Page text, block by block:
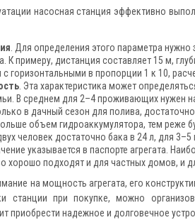
насосная станция эффективно
. Для определения этого параметра
К примеру, дистанция составляет 15 м,
с горизонтальными в пропорции 1 к 10,
. Эта характеристика может
В среднем для 2–4 проживающих нужен
в дачный сезон для полива,
объем гидроаккумулятора, тем реже
человек достаточно бака в 24 л, для
указывается в паспорте агрегата.
хорошо подходят и для частных домов, и
на мощность агрегата, его
станции при покупке, можно
приобрести надежное и долговечное